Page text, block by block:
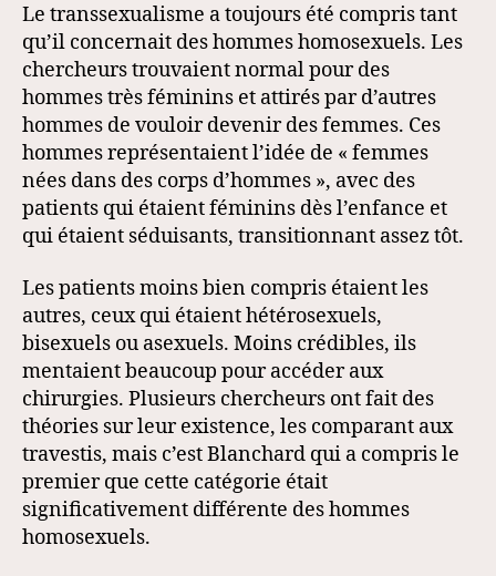
Le transsexualisme a toujours été compris tant
qu’il concernait des hommes homosexuels. Les
chercheurs trouvaient normal pour des
hommes très féminins et attirés par d’autres
hommes de vouloir devenir des femmes. Ces
hommes représentaient l’idée de « femmes
nées dans des corps d’hommes », avec des
patients qui étaient féminins dès l’enfance et
qui étaient séduisants, transitionnant assez tôt.
Les patients moins bien compris étaient les
autres, ceux qui étaient hétérosexuels,
bisexuels ou asexuels. Moins crédibles, ils
mentaient beaucoup pour accéder aux
chirurgies. Plusieurs chercheurs ont fait des
théories sur leur existence, les comparant aux
travestis, mais c’est Blanchard qui a compris le
premier que cette catégorie était
significativement différente des hommes
homosexuels.